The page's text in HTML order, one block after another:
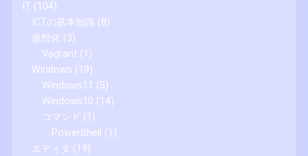
IT (104)
ICTの基本知識 (8)
仮想化 (3)
Vagrant (1)
Windows (19)
Windows11 (5)
Windows10 (14)
コマンド (1)
PowerShell
(1)
エディタ (19)